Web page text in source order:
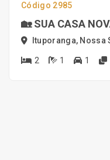
Código 2985
🏡 SUA CASA
Ituporanga, Nossa
2 1 1